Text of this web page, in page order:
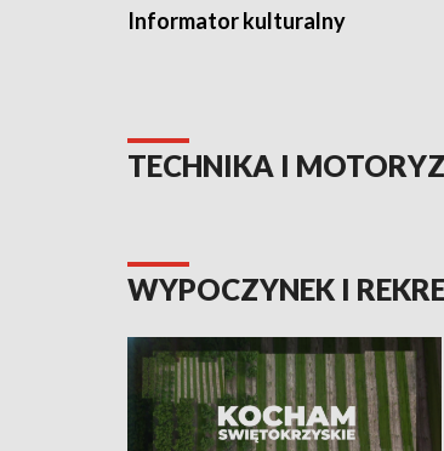
Informator kulturalny
TECHNIKA I
WYPOCZYNEK I